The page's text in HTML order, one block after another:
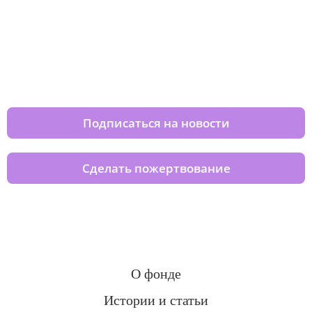
Подписаться на новости
Сделать пожертвование
О фонде
Истории и статьи